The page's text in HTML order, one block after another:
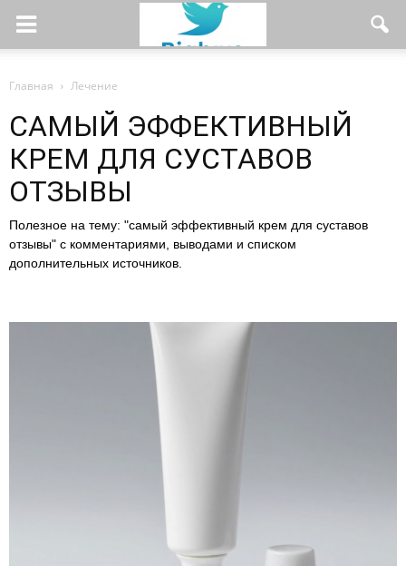
Главная Лечение
САМЫЙ ЭФФЕКТИВНЫЙ
КРЕМ ДЛЯ СУСТАВОВ
ОТЗЫВЫ
Полезное на тему: "самый эффективный крем для суставов
отзывы" с комментариями, выводами и списком
дополнительных источников.